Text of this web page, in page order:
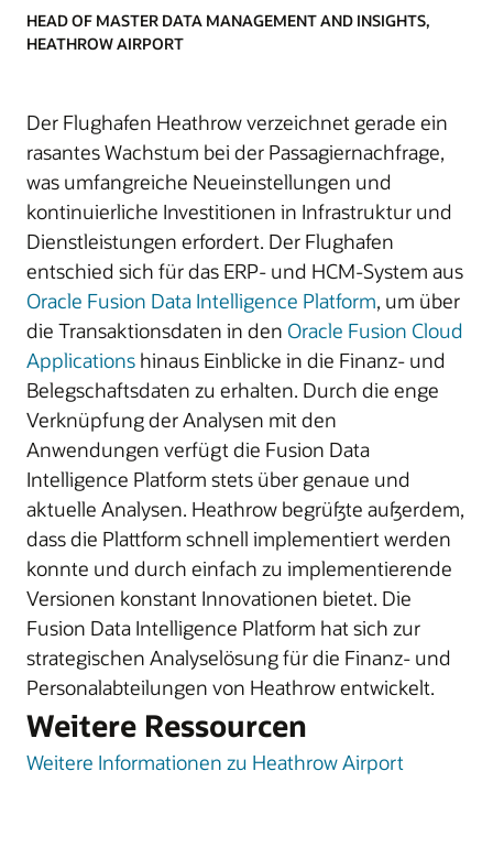
HEAD OF MASTER DATA MANAGEMENT AND INSIGHTS,
HEATHROW AIRPORT
Der Flughafen Heathrow verzeichnet gerade ein
rasantes Wachstum bei der Passagiernachfrage,
was umfangreiche Neueinstellungen und
kontinuierliche Investitionen in Infrastruktur und
Dienstleistungen erfordert. Der Flughafen
entschied sich für das ERP- und HCM-System aus
Oracle Fusion Data Intelligence Platform, um über
die Transaktionsdaten in den Oracle Fusion Cloud
Applications hinaus Einblicke in die Finanz- und
Belegschaftsdaten zu erhalten. Durch die enge
Verknüpfung der Analysen mit den
Anwendungen verfügt die Fusion Data
Intelligence Platform stets über genaue und
aktuelle Analysen. Heathrow begrüßte außerdem,
dass die Plattform schnell implementiert werden
konnte und durch einfach zu implementierende
Versionen konstant Innovationen bietet. Die
Fusion Data Intelligence Platform hat sich zur
strategischen Analyselösung für die Finanz- und
Personalabteilungen von Heathrow entwickelt.
Weitere Ressourcen
Weitere Informationen zu Heathrow Airport